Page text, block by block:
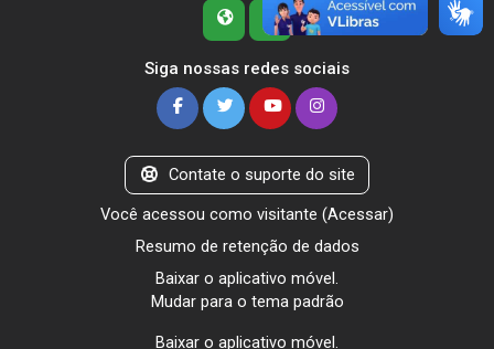
Siga nossas redes sociais
Contate o suporte do site
Você acessou como visitante (Acessar)
Resumo de retenção de dados
Baixar o aplicativo móvel.
Mudar para o tema padrão
Baixar o aplicativo móvel.